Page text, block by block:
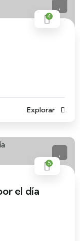
4
Explorar
5
el día